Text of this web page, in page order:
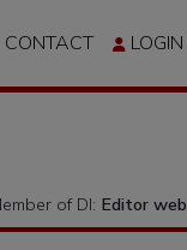
CONTACT LOGIN
of DI: Editor web